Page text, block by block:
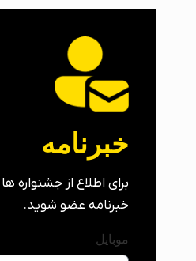
خبرنامه
برای اطلاع از جشنواره
خبرنامه عضو شوید.
موبایل